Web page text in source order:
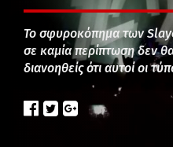
Το σφυροκόπημα των
σε καμία περίπτωση δεν
διανοηθείς ότι αυτοί οι